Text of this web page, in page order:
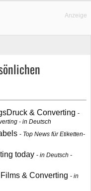
Anzeige
& Converting
- in Deutsch
Top News für Etiketten-
today
in Deutsch -
& Converting
in